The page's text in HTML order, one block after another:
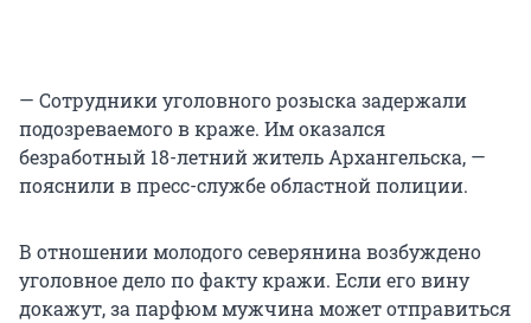
— Сотрудники уголовного розыска задержали
подозреваемого в краже. Им оказался
безработный 18-летний житель Архангельска, —
пояснили в пресс-службе областной полиции.
В отношении молодого северянина возбуждено
уголовное дело по факту кражи. Если его вину
докажут, за парфюм мужчина может отправиться